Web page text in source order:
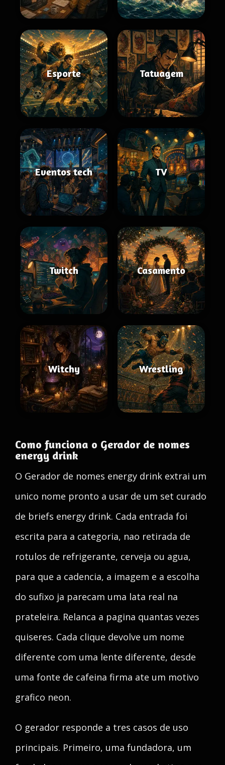
Esporte Tatuagem
Eventos tech TV
Twitch Casamento
Witchy Wrestling
Como funciona o Gerador de nomes
energy drink
O Gerador de nomes energy drink extrai um
unico nome pronto a usar de um set curado
de briefs energy drink. Cada entrada foi
escrita para a categoria, nao retirada de
rotulos de refrigerante, cerveja ou agua,
para que a cadencia, a imagem e a escolha
do sufixo ja parecam uma lata real na
prateleira. Relanca a pagina quantas vezes
quiseres. Cada clique devolve um nome
diferente com uma lente diferente, desde
uma fonte de cafeina firma ate um motivo
grafico neon.
O gerador responde a tres casos de uso
principais. Primeiro, uma fundadora, um